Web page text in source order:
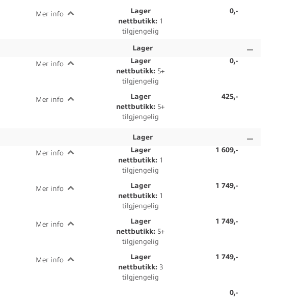
Mer info
Lager
nettbutikk: 1
tilgjengelig
0,-
Lager
Mer info
Lager
nettbutikk: 5+
tilgjengelig
0,-
Mer info
Lager
nettbutikk: 5+
tilgjengelig
425,-
Lager
Mer info
Lager
nettbutikk: 1
tilgjengelig
1 609,-
Mer info
Lager
nettbutikk: 1
tilgjengelig
1 749,-
Mer info
Lager
nettbutikk: 5+
tilgjengelig
1 749,-
Mer info
Lager
nettbutikk: 3
tilgjengelig
1 749,-
0,-